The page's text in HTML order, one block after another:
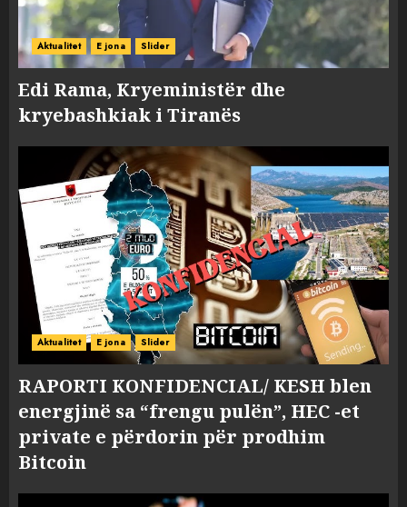
Aktualitet E jona Slider
Edi Rama, Kryeministër dhe
kryebashkiak i Tiranës
Aktualitet E jona Slider
RAPORTI KONFIDENCIAL/ KESH blen
energjinë sa “frengu pulën”, HEC -et
private e përdorin për prodhim
Bitcoin